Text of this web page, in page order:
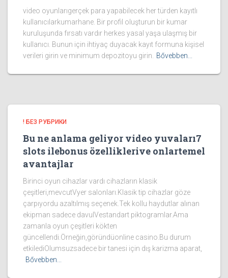
video oyunlarıgerçek para yapabilecek her türden kayıtlı
kullanıcılarkumarhane. Bir profil oluşturun bir kumar
kuruluşunda fırsatı vardır herkes yasal yaşa ulaşmış bir
kullanıcı. Bunun için ihtiyaç duyacak kayıt formuna kişisel
verileri girin ve minimum depozitoyu girin.
Bővebben...
! БЕЗ РУБРИКИ
Bu ne anlama geliyor video yuvaları7
slots ilebonus özelliklerive onlartemel
avantajlar
Birinci oyun cihazlar vardı cihazların klasik
çeşitleri,mevcutVyer salonları.Klasik tip cihazlar göze
çarpıyordu azaltılmış seçenek.Tek kollu haydutlar alınan
ekipman sadece davulVestandart piktogramlar.Ama
zamanla oyun çeşitleri kökten
güncellendi.Örneğin,göründüonline casino.Bu durum
etkilediOlumsuzsadece bir tanesi için dış karizma aparat,
Bővebben...